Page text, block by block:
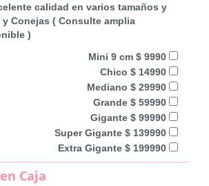
calidad en varios tamaños y
Conejas ( Consulte amplia
)
Mini 9 cm $ 9990
Chico $ 14990
Mediano $ 29990
Grande $ 59990
Gigante $ 99990
Super Gigante $ 139990
Extra Gigante $ 199990
Caja